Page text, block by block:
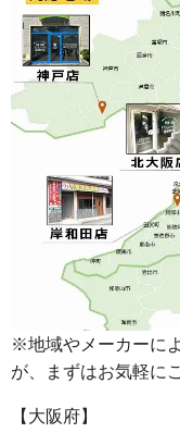
※地域やメーカーに
が、まずはお気軽に
【大阪府】